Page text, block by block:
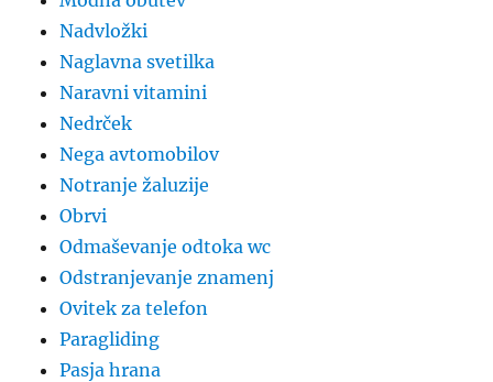
Nadvložki
Naglavna svetilka
Naravni vitamini
Nedrček
Nega avtomobilov
Notranje žaluzije
Obrvi
Odmaševanje odtoka wc
Odstranjevanje znamenj
Ovitek za telefon
Paragliding
Pasja hrana